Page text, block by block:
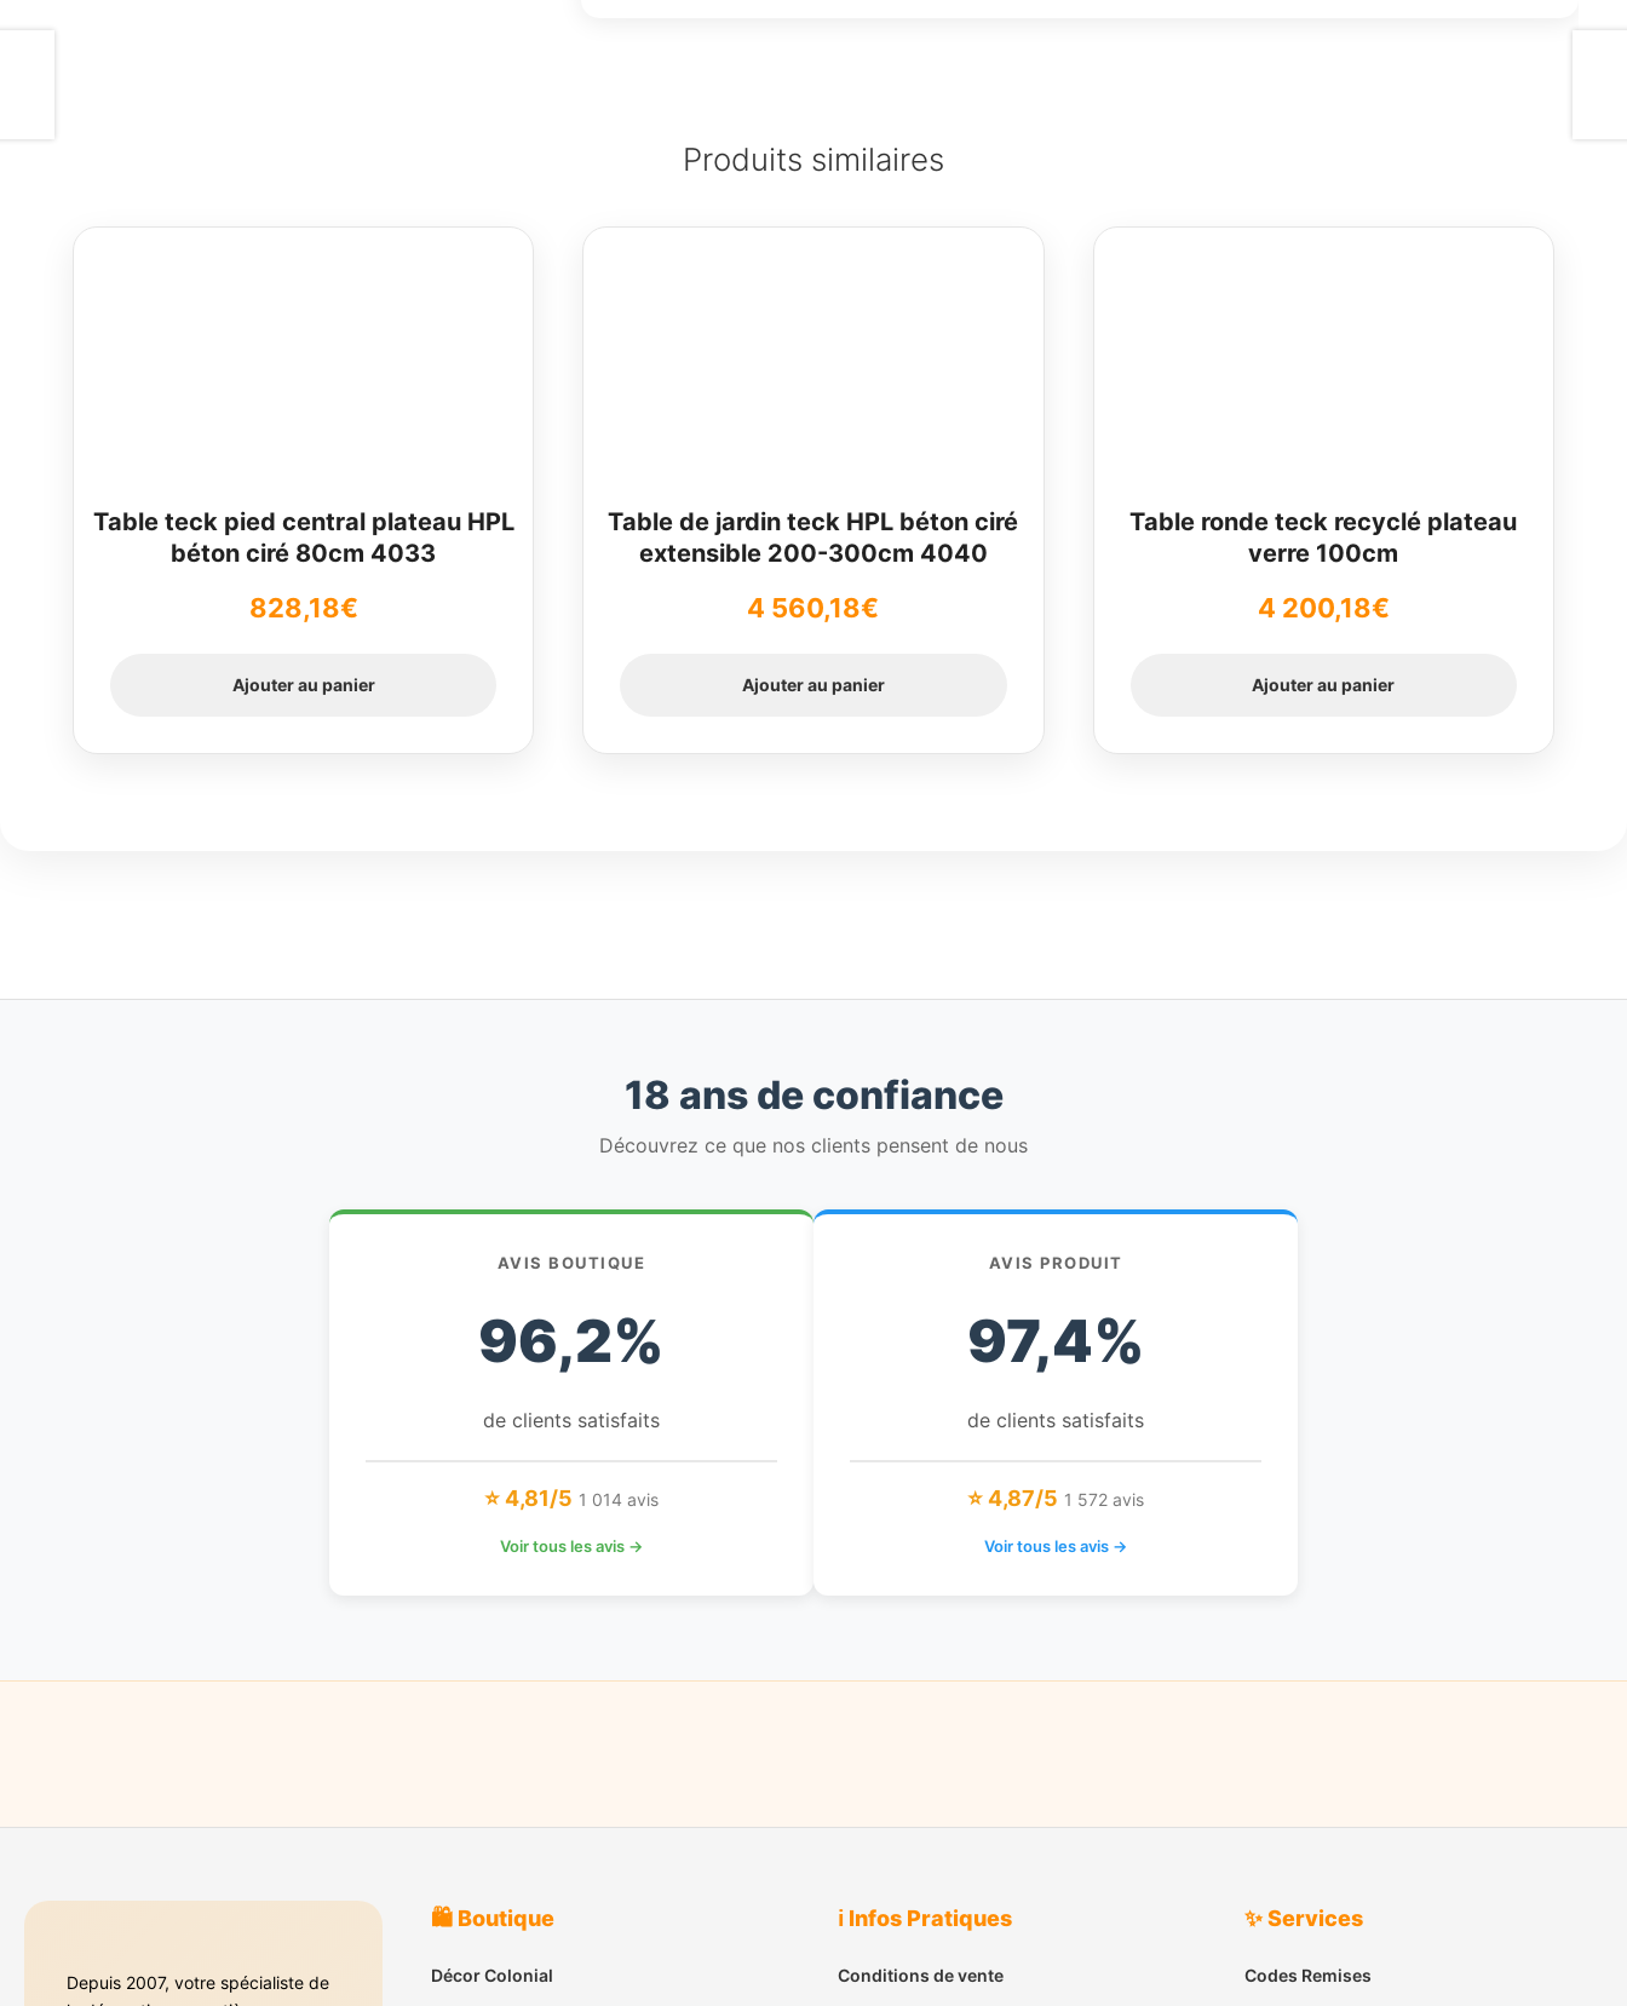
Produits similaires
Table teck pied central plateau HPL
béton ciré 80cm 4033
828,18€
Ajouter au panier
Table de jardin teck HPL béton ciré
extensible 200-300cm 4040
4 560,18€
Ajouter au panier
Table ronde teck recyclé plateau
verre 100cm
4 200,18€
Ajouter au panier
18 ans de confiance
Découvrez ce que nos clients pensent de nous
AVIS BOUTIQUE
96,2%
de clients satisfaits
⭐ 4,81/5 1 014 avis
Voir tous les avis →
AVIS PRODUIT
97,4%
de clients satisfaits
⭐ 4,87/5 1 572 avis
Voir tous les avis →
Depuis 2007, votre spécialiste de
🛍️ Boutique
Décor Colonial
ℹ️ Infos Pratiques
Conditions de vente
✨ Services
Codes Remises